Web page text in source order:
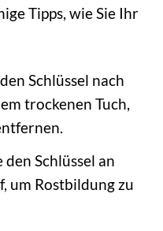
Tipps, wie Sie Ihr
Schlüssel nach
trockenen Tuch,
den Schlüssel an
um Rostbildung zu